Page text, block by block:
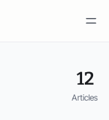
12
Articles